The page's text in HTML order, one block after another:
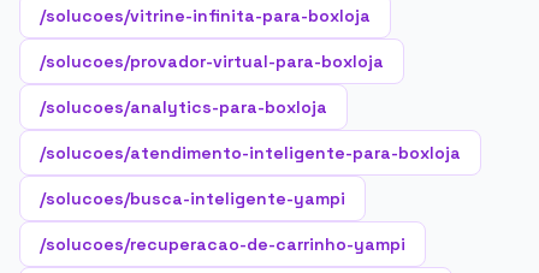
/solucoes/vitrine-infinita-para-boxloja
/solucoes/provador-virtual-para-boxloja
/solucoes/analytics-para-boxloja
/solucoes/atendimento-inteligente-para-boxloja
/solucoes/busca-inteligente-yampi
/solucoes/recuperacao-de-carrinho-yampi